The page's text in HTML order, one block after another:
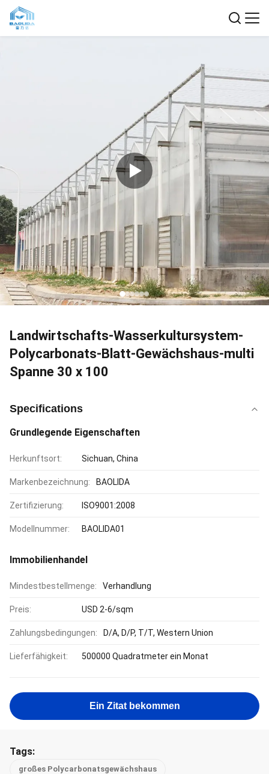
Landwirtschafts-Wasserkultursystem-
Polycarbonats-Blatt-Gewächshaus-multi
Spanne 30 x 100
Specifications
Grundlegende Eigenschaften
Herkunftsort: Sichuan, China
Markenbezeichnung: BAOLIDA
Zertifizierung: ISO9001:2008
Modellnummer: BAOLIDA01
Immobilienhandel
Mindestbestellmenge: Verhandlung
Preis: USD 2-6/sqm
Zahlungsbedingungen: D/A, D/P, T/T, Western Union
Lieferfähigkeit: 500000 Quadratmeter ein Monat
Ein Zitat bekommen
Tags:
großes Polycarbonatsgewächshaus